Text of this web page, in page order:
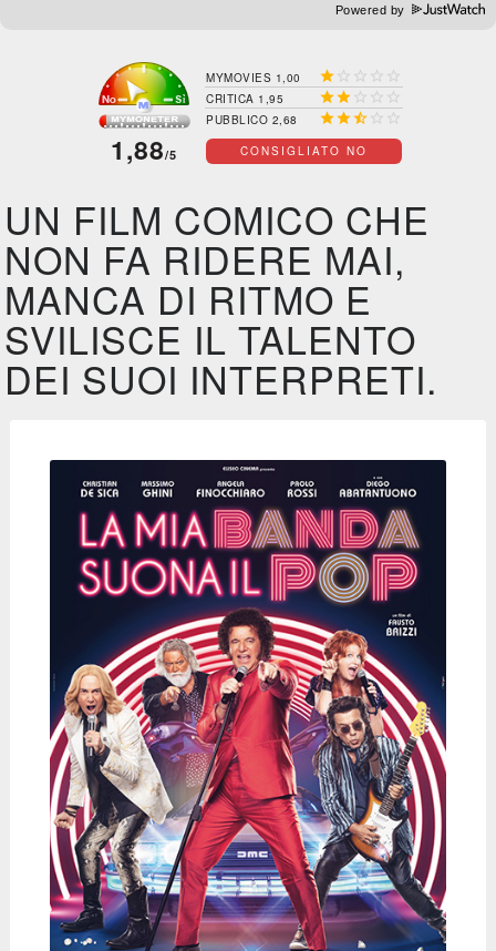
Powered by
1,88/5
MYMOVIES 1,00     
CRITICA 1,95    
PUBBLICO 2,68   
CONSIGLIATO NO
UN FILM COMICO CHE
NON FA RIDERE MAI,
MANCA DI RITMO E
SVILISCE IL TALENTO
DEI SUOI INTERPRETI.